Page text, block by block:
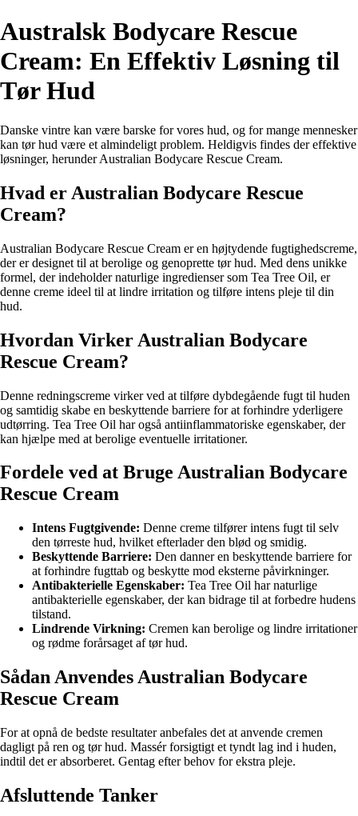
Australsk Bodycare Rescue
Cream: En Effektiv Løsning til
Tør Hud
Danske vintre kan være barske for vores hud, og for mange mennesker
kan tør hud være et almindeligt problem. Heldigvis findes der effektive
løsninger, herunder Australian Bodycare Rescue Cream.
Hvad er Australian Bodycare Rescue
Cream?
Australian Bodycare Rescue Cream er en højtydende fugtighedscreme,
der er designet til at berolige og genoprette tør hud. Med dens unikke
formel, der indeholder naturlige ingredienser som Tea Tree Oil, er
denne creme ideel til at lindre irritation og tilføre intens pleje til din
hud.
Hvordan Virker Australian Bodycare
Rescue Cream?
Denne redningscreme virker ved at tilføre dybdegående fugt til huden
og samtidig skabe en beskyttende barriere for at forhindre yderligere
udtørring. Tea Tree Oil har også antiinflammatoriske egenskaber, der
kan hjælpe med at berolige eventuelle irritationer.
Fordele ved at Bruge Australian Bodycare
Rescue Cream
Intens Fugtgivende: Denne creme tilfører intens fugt til selv
den tørreste hud, hvilket efterlader den blød og smidig.
Beskyttende Barriere: Den danner en beskyttende barriere for
at forhindre fugttab og beskytte mod eksterne påvirkninger.
Antibakterielle Egenskaber: Tea Tree Oil har naturlige
antibakterielle egenskaber, der kan bidrage til at forbedre hudens
tilstand.
Lindrende Virkning: Cremen kan berolige og lindre irritationer
og rødme forårsaget af tør hud.
Sådan Anvendes Australian Bodycare
Rescue Cream
For at opnå de bedste resultater anbefales det at anvende cremen
dagligt på ren og tør hud. Massér forsigtigt et tyndt lag ind i huden,
indtil det er absorberet. Gentag efter behov for ekstra pleje.
Afsluttende Tanker